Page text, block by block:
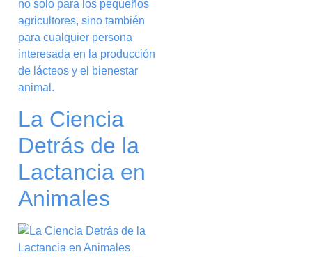
no solo para los pequeños
agricultores, sino también
para cualquier persona
interesada en la producción
de lácteos y el bienestar
animal.
La Ciencia
Detrás de la
Lactancia en
Animales